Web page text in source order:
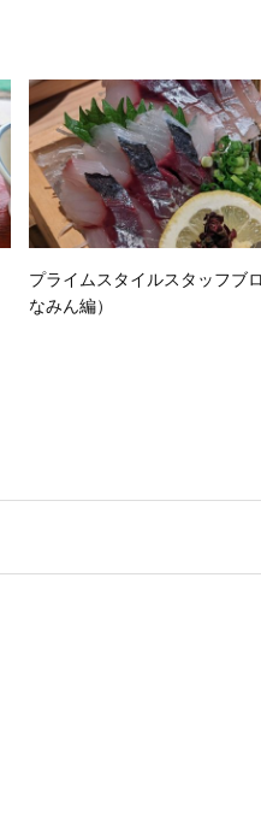
プライムスタイルスタッフブ
なみん編）